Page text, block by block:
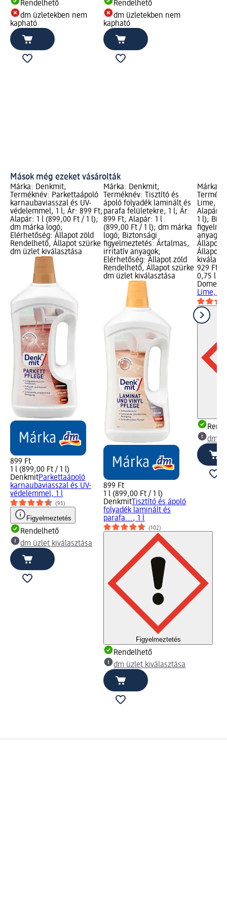
Rendelhető
dm üzletekben nem
kapható
Rendelhető
dm üzletekben nem
kapható
Mások még ezeket vásárolták
Márka: Denkmit;
Terméknév: Parkettaápoló
karnaubaviasszal és UV-
védelemmel, 1 l; Ár: 899 Ft;
Alapár: 1 l (899,00 Ft / 1 l);
dm márka logó;
Elérhetőség: Állapot zöld
Rendelhető, Állapot szürke
dm üzlet kiválasztása
899 Ft
1 l (899,00 Ft / 1 l)
DenkmitParkettaápoló
karnaubaviasszal és UV-
védelemmel, 1 l
(93)
Figyelmeztetés
Rendelhető
dm üzlet kiválasztása
Márka: Denkmit;
Terméknév: Tisztító és
ápoló folyadék laminált és
parafa felületekre, 1 l; Ár:
899 Ft; Alapár: 1 l
(899,00 Ft / 1 l); dm márka
logó; Biztonsági
figyelmeztetés: Ártalmas,
irritatív anyagok;
Elérhetőség: Állapot zöld
Rendelhető, Állapot szürke
dm üzlet kiválasztása
899 Ft
1 l (899,00 Ft / 1 l)
DenkmitTisztító és ápoló
folyadék laminált és
parafa..., 1 l
(102)
Figyelmeztetés
Rendelhető
dm üzlet kiválasztása
Márka:
Lime,
Alapár:
1 l);
Állapot
Állapot
929 Ft
0,75 l (1
Lime,
dm